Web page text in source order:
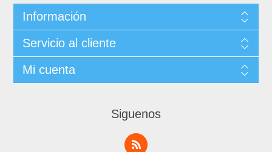
Información
Servicio al cliente
Mi cuenta
Siguenos